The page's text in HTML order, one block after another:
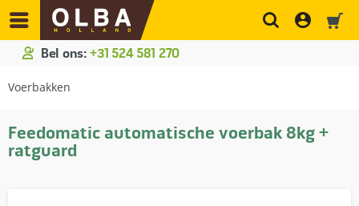
Bel ons: +31 524 581 270
Voerbakken
Feedomatic automatische voerbak 8kg +
ratguard